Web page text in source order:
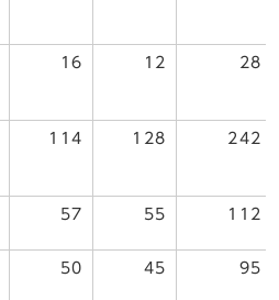
16 12 28
114 128 242
57 55 112
50 45 95